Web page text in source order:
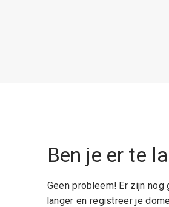
Ben je er te
Geen probleem! Er zijn
langer en registreer je